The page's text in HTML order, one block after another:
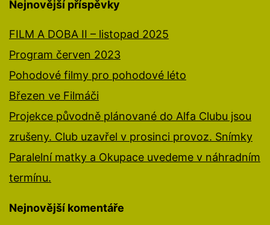
Nejnovější příspěvky
FILM A DOBA II – listopad 2025
Program červen 2023
Pohodové filmy pro pohodové léto
Březen ve Filmáči
Projekce původně plánované do Alfa Clubu jsou
zrušeny. Club uzavřel v prosinci provoz. Snímky
Paralelní matky a Okupace uvedeme v náhradním
termínu.
Nejnovější komentáře